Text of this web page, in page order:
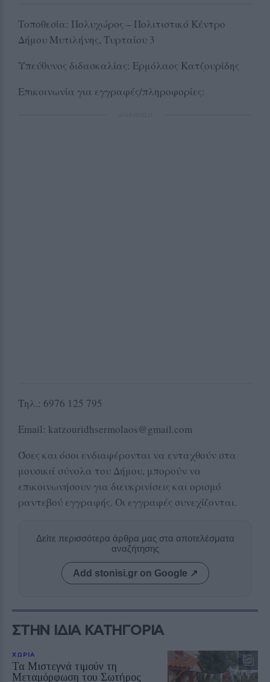
Τοποθεσία: Πολυχώρος – Πολιτιστικό Κέντρο
Δήμου Μυτιλήνης, Τυρταίου 3
Υπεύθυνος διδασκαλίας: Ερμόλαος Κατζουρίδης
Επικοινωνία για εγγραφές/πληροφορίες:
Τηλ.: 6976 125 795
Email: katzouridhsermolaos@gmail.com
Όσες και όσοι ενδιαφέρονται να ενταχθούν στα
μουσικά σύνολα του Δήμου, μπορούν να
επικοινωνήσουν για διευκρινίσεις και ορισμό
ραντεβού εγγραφής. Οι εγγραφές συνεχίζονται.
Δείτε περισσότερα άρθρα μας στα αποτελέσματα
αναζήτησης
Add stonisi.gr on Google ↗
ΣΤΗΝ ΙΔΙΑ ΚΑΤΗΓΟΡΙΑ
ΧΩΡΙΑ
Τα Μιστεγνά τιμούν τη
Μεταμόρφωση του Σωτήρος